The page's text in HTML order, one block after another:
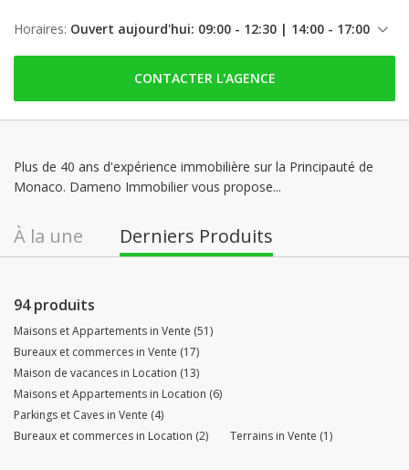
Horaires: Ouvert aujourd'hui: 09:00 - 12:30 | 14:00 - 17:00
vendredi: 09:00 - 12:30 | 14:00 - 17:00
samedi: Fermé
mardi: 09:00 - 12:30 | 14:00 - 18:00
mercredi: 09:00 - 12:30 | 14:00 - 18:00
CONTACTER L'AGENCE
Plus de 40 ans d'expérience immobilière sur la Principauté de
Monaco. Dameno Immobilier vous propose...
À la une Derniers Produits
94 produits
Maisons et Appartements in Vente (51)
Bureaux et commerces in Vente (17)
Maison de vacances in Location (13)
Maisons et Appartements in Location (6)
Parkings et Caves in Vente (4)
Bureaux et commerces in Location (2)
Terrains in Vente (1)